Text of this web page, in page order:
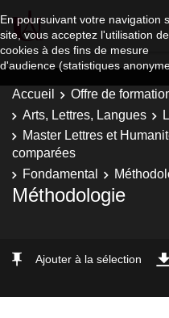
En poursuivant votre navigation
site, vous acceptez l'utilisation de
cookies à des fins de mesure
d'audience (statistiques
Accueil Offre de
Arts, Lettres, Langues
Master Lettres et
comparées
Fondamental
Méthodologie
Ajouter à la sélection